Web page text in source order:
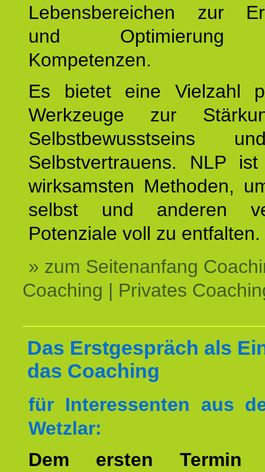
Lebensbereichen zur
und Optimierung
Kompetenzen.
Es bietet eine Vielzahl
Werkzeuge zur
Selbstbewusstseins
Selbstvertrauens. NLP
wirksamsten Methoden,
selbst und anderen
Potenziale voll zu entfalten.
» zum Seitenanfang
Coaching | Privates
Das Erstgespräch als
das Coaching
für Interessenten aus
Wetzlar:
Dem ersten